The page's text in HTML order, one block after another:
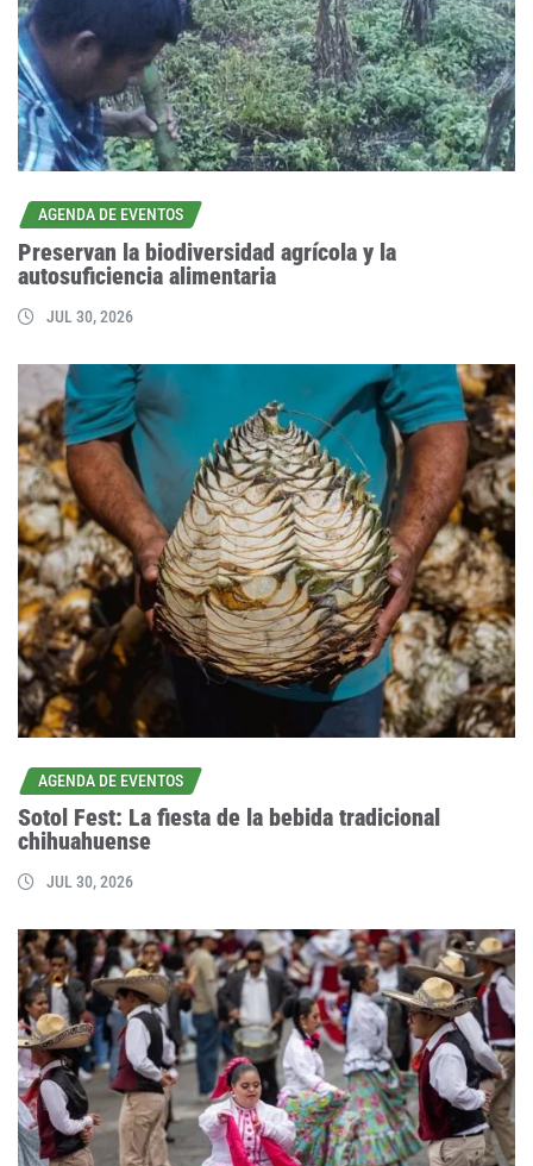
AGENDA DE EVENTOS
Preservan la biodiversidad agrícola y la
autosuficiencia alimentaria
JUL 30, 2026
AGENDA DE EVENTOS
Sotol Fest: La fiesta de la bebida tradicional
chihuahuense
JUL 30, 2026